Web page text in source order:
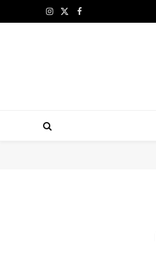
فيسبوك
X
الانستغرام